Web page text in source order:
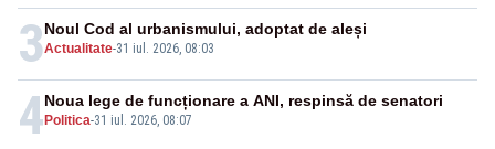
3Actualitate-31 iul. 2026, 08:03
Noul Cod al urbanismului, adoptat de aleși
4 Politica-31 iul. 2026, 08:07
Noua lege de funcționare a ANI, respinsă de senatori